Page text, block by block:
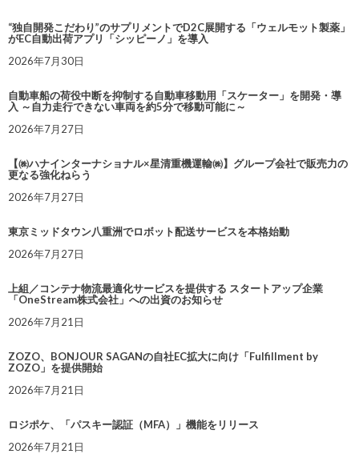
“独自開発こだわり”のサプリメントでD2C展開する「ウェルモット製薬」
がEC自動出荷アプリ「シッピーノ」を導入
2026年7月30日
自動車船の荷役中断を抑制する自動車移動用「スケーター」を開発・導
入 ～自力走行できない車両を約5分で移動可能に～
2026年7月27日
【㈱ハナインターナショナル×星清重機運輸㈱】グループ会社で販売力の
更なる強化ねらう
2026年7月27日
東京ミッドタウン八重洲でロボット配送サービスを本格始動
2026年7月27日
上組／コンテナ物流最適化サービスを提供する スタートアップ企業
「OneStream株式会社」への出資のお知らせ
2026年7月21日
ZOZO、BONJOUR SAGANの自社EC拡大に向け「Fulfillment by
ZOZO」を提供開始
2026年7月21日
ロジポケ、「パスキー認証（MFA）」機能をリリース
2026年7月21日